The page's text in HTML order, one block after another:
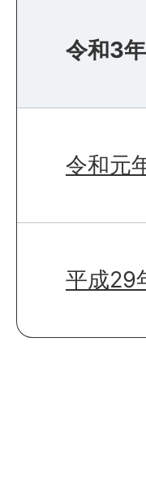
令和3
令和元
平成29